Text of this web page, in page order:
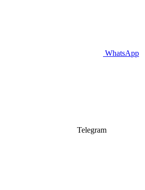
WhatsApp
Telegram